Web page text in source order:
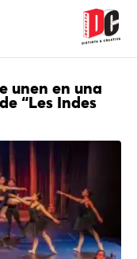
unen en una
“Les Indes